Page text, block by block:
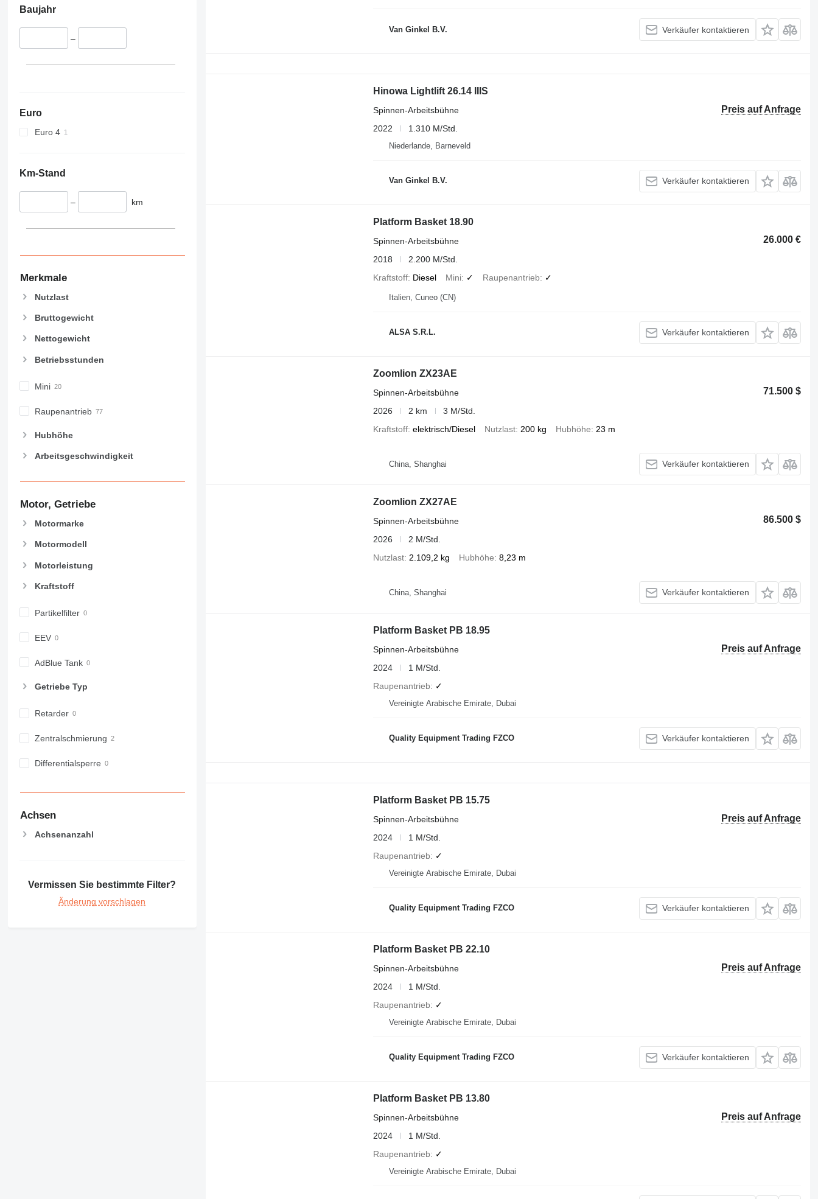
Baujahr
–
Euro
Euro 4
Km-Stand
– km
Merkmale
Nutzlast
Bruttogewicht
Nettogewicht
Betriebsstunden
Mini
Raupenantrieb
Hubhöhe
Arbeitsgeschwindigkeit
Motor, Getriebe
Motormarke
Motormodell
Motorleistung
Kraftstoff
Partikelfilter
EEV
AdBlue Tank
Getriebe Typ
Retarder
Zentralschmierung
Differentialsperre
Achsen
Achsenanzahl
Vermissen Sie bestimmte Filter?
Änderung vorschlagen
Van Ginkel B.V. Verkäufer kontaktieren
Hinowa Lightlift 26.14 IIIS
Preis auf Anfrage
Spinnen-Arbeitsbühne
2022
1.310 M/Std.
Niederlande, Barneveld
Van Ginkel B.V. Verkäufer kontaktieren
Platform Basket 18.90
26.000 €
Spinnen-Arbeitsbühne
2018
2.200 M/Std.
Kraftstoff Diesel Mini ✓ Raupenantrieb ✓
Italien, Cuneo (CN)
ALSA S.R.L. Verkäufer kontaktieren
Zoomlion ZX23AE
71.500 $
Spinnen-Arbeitsbühne
2026
2 km
3 M/Std.
Kraftstoff elektrisch/Diesel Nutzlast 200 kg Hubhöhe 23 m
China, Shanghai Verkäufer kontaktieren
Zoomlion ZX27AE
86.500 $
Spinnen-Arbeitsbühne
2026
2 M/Std.
Nutzlast 2.109,2 kg Hubhöhe 8,23 m
China, Shanghai Verkäufer kontaktieren
Platform Basket PB 18.95
Preis auf Anfrage
Spinnen-Arbeitsbühne
2024
1 M/Std.
Raupenantrieb
✓
Vereinigte Arabische Emirate, Dubai
Quality Equipment Trading FZCO Verkäufer kontaktieren
Platform Basket PB 15.75
Preis auf Anfrage
Spinnen-Arbeitsbühne
2024
1 M/Std.
Raupenantrieb
✓
Vereinigte Arabische Emirate, Dubai
Quality Equipment Trading FZCO Verkäufer kontaktieren
Platform Basket PB 22.10
Preis auf Anfrage
Spinnen-Arbeitsbühne
2024
1 M/Std.
Raupenantrieb
✓
Vereinigte Arabische Emirate, Dubai
Quality Equipment Trading FZCO Verkäufer kontaktieren
Platform Basket PB 13.80
Preis auf Anfrage
Spinnen-Arbeitsbühne
2024
1 M/Std.
Raupenantrieb
✓
Vereinigte Arabische Emirate, Dubai